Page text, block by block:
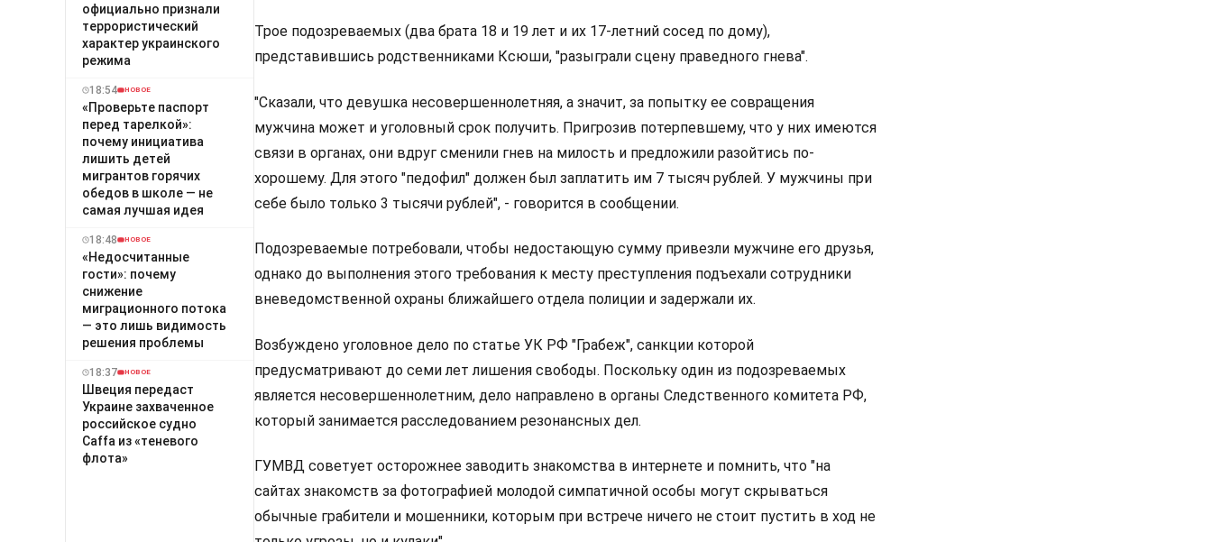
официально признали
террористический
характер украинского
режима
18:54 НОВОЕ
«Проверьте паспорт
перед тарелкой»:
почему инициатива
лишить детей
мигрантов горячих
обедов в школе — не
самая лучшая идея
18:48 НОВОЕ
«Недосчитанные
гости»: почему
снижение
миграционного потока
— это лишь видимость
решения проблемы
18:37 НОВОЕ
Швеция передаст
Украине захваченное
российское судно
Caffa из «теневого
флота»
Трое подозреваемых (два брата 18 и 19 лет и их 17-летний сосед по дому),
представившись родственниками Ксюши, "разыграли сцену праведного гнева".
"Сказали, что девушка несовершеннолетняя, а значит, за попытку ее совращения
мужчина может и уголовный срок получить. Пригрозив потерпевшему, что у них имеются
связи в органах, они вдруг сменили гнев на милость и предложили разойтись по-
хорошему. Для этого "педофил" должен был заплатить им 7 тысяч рублей. У мужчины при
себе было только 3 тысячи рублей", - говорится в сообщении.
Подозреваемые потребовали, чтобы недостающую сумму привезли мужчине его друзья,
однако до выполнения этого требования к месту преступления подъехали сотрудники
вневедомственной охраны ближайшего отдела полиции и задержали их.
Возбуждено уголовное дело по статье УК РФ "Грабеж", санкции которой
предусматривают до семи лет лишения свободы. Поскольку один из подозреваемых
является несовершеннолетним, дело направлено в органы Следственного комитета РФ,
который занимается расследованием резонансных дел.
ГУМВД советует осторожнее заводить знакомства в интернете и помнить, что "на
сайтах знакомств за фотографией молодой симпатичной особы могут скрываться
обычные грабители и мошенники, которым при встрече ничего не стоит пустить в ход не